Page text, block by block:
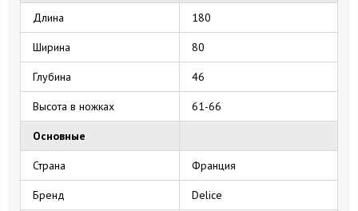
Длина 180
Ширина 80
Глубина 46
Высота в ножках 61-66
Основные
Страна Франция
Бренд Delice